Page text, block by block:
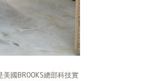
國BROOKS總部科技實